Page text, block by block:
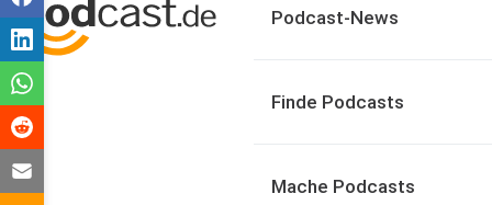
Podcast-News
Finde Podcasts
Mache Podcasts